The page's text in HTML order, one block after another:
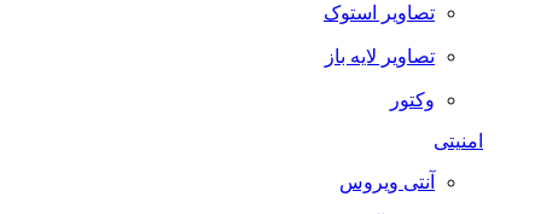
تصاویر استوک
تصاویر لایه باز
وکتور
امنیتی
آنتی ویروس